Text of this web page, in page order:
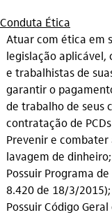
Conduta Ética
Atuar com ética em
legislação
e trabalhistas de
garantir o
de trabalho de seus
contratação de
Prevenir e
lavagem de dinheiro;
Possuir Programa
8.420 de 18/3/2015);
Possuir Código